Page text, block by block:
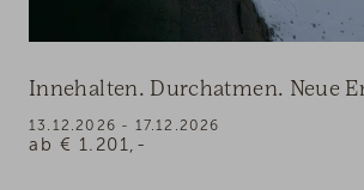
Innehalten. Durchatmen. Neue
ab € 1.201,-
13.12.2026 - 17.12.2026